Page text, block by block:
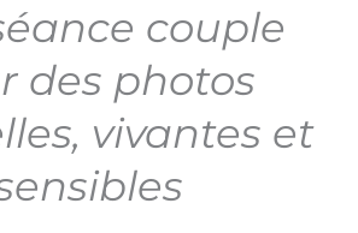
couple
des photos
vivantes et